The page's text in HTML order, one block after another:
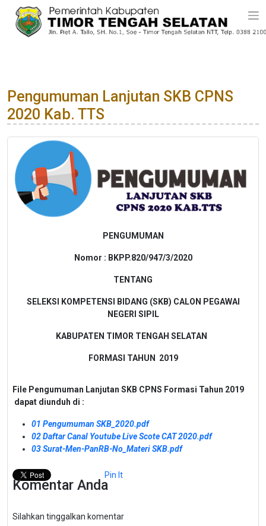
Pengumuman Lanjutan SKB CPNS
2020 Kab. TTS
PENGUMUMAN
Nomor : BKPP.820/947/3/2020
TENTANG
SELEKSI KOMPETENSI BIDANG (SKB) CALON PEGAWAI
NEGERI SIPIL
KABUPATEN TIMOR TENGAH SELATAN
FORMASI TAHUN 2019
File Pengumuman Lanjutan SKB CPNS Formasi Tahun 2019
dapat diunduh di :
01 Pengumuman SKB_2020.pdf
02 Daftar Canal Youtube Live Scote CAT 2020.pdf
03 Surat-Men-PanRB-No_Materi SKB.pdf
Pin It
Komentar Anda
Silahkan tinggalkan komentar